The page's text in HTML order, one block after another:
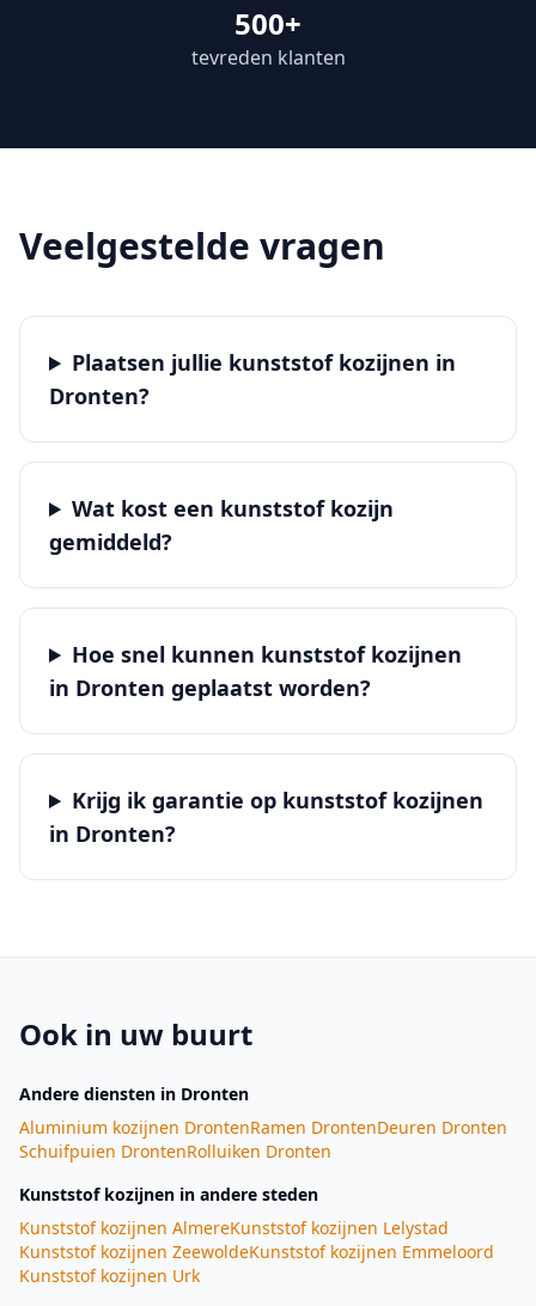
500+
tevreden klanten
Veelgestelde vragen
Plaatsen jullie kunststof kozijnen in
Dronten?
Wat kost een kunststof kozijn
gemiddeld?
Hoe snel kunnen kunststof kozijnen
in Dronten geplaatst worden?
Krijg ik garantie op kunststof kozijnen
in Dronten?
Ook in uw buurt
Andere diensten in Dronten
Aluminium kozijnen DrontenRamen DrontenDeuren Dronten
Schuifpuien DrontenRolluiken Dronten
Kunststof kozijnen in andere steden
Kunststof kozijnen AlmereKunststof kozijnen Lelystad
Kunststof kozijnen ZeewoldeKunststof kozijnen Emmeloord
Kunststof kozijnen Urk